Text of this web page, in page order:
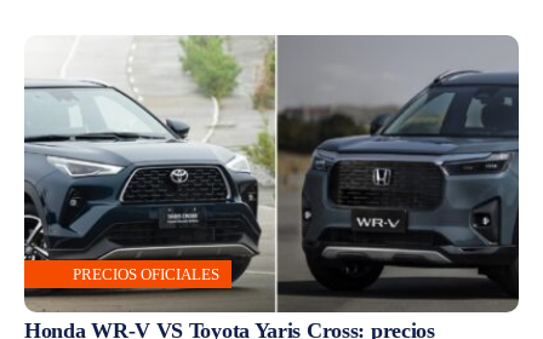
PRECIOS OFICIALES
Honda WR-V VS Toyota Yaris Cross: precios